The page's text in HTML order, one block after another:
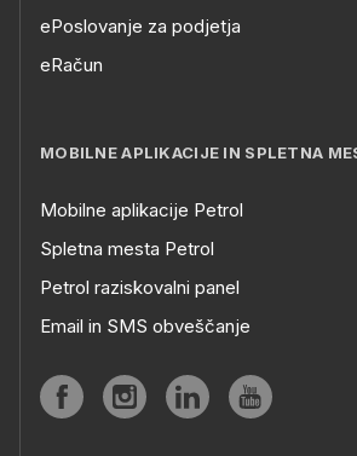
ePoslovanje za podjetja
eRačun
MOBILNE APLIKACIJE IN SPLETNA
Mobilne aplikacije Petrol
Spletna mesta Petrol
Petrol raziskovalni panel
Email in SMS obveščanje